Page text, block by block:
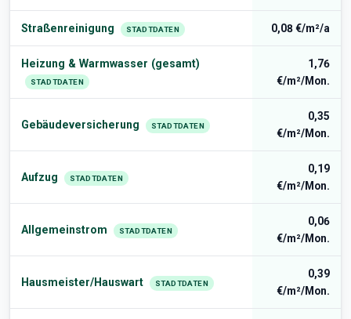
Straßenreinigung STADTDATEN 0,08 €/m²/a
Heizung & Warmwasser (gesamt)
STADTDATEN
1,76
€/m²/Mon.
Gebäudeversicherung STADTDATEN
0,35
€/m²/Mon.
Aufzug STADTDATEN
0,19
€/m²/Mon.
Allgemeinstrom STADTDATEN
0,06
€/m²/Mon.
Hausmeister/Hauswart STADTDATEN
0,39
€/m²/Mon.